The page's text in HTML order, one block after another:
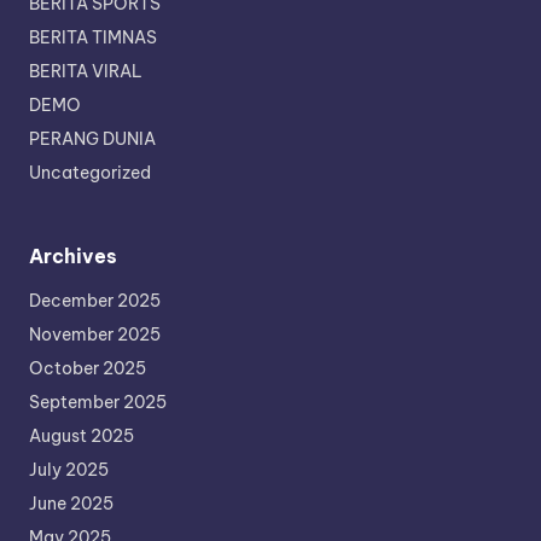
BERITA TIMNAS
BERITA VIRAL
DEMO
PERANG DUNIA
Uncategorized
Archives
December 2025
November 2025
October 2025
September 2025
August 2025
July 2025
June 2025